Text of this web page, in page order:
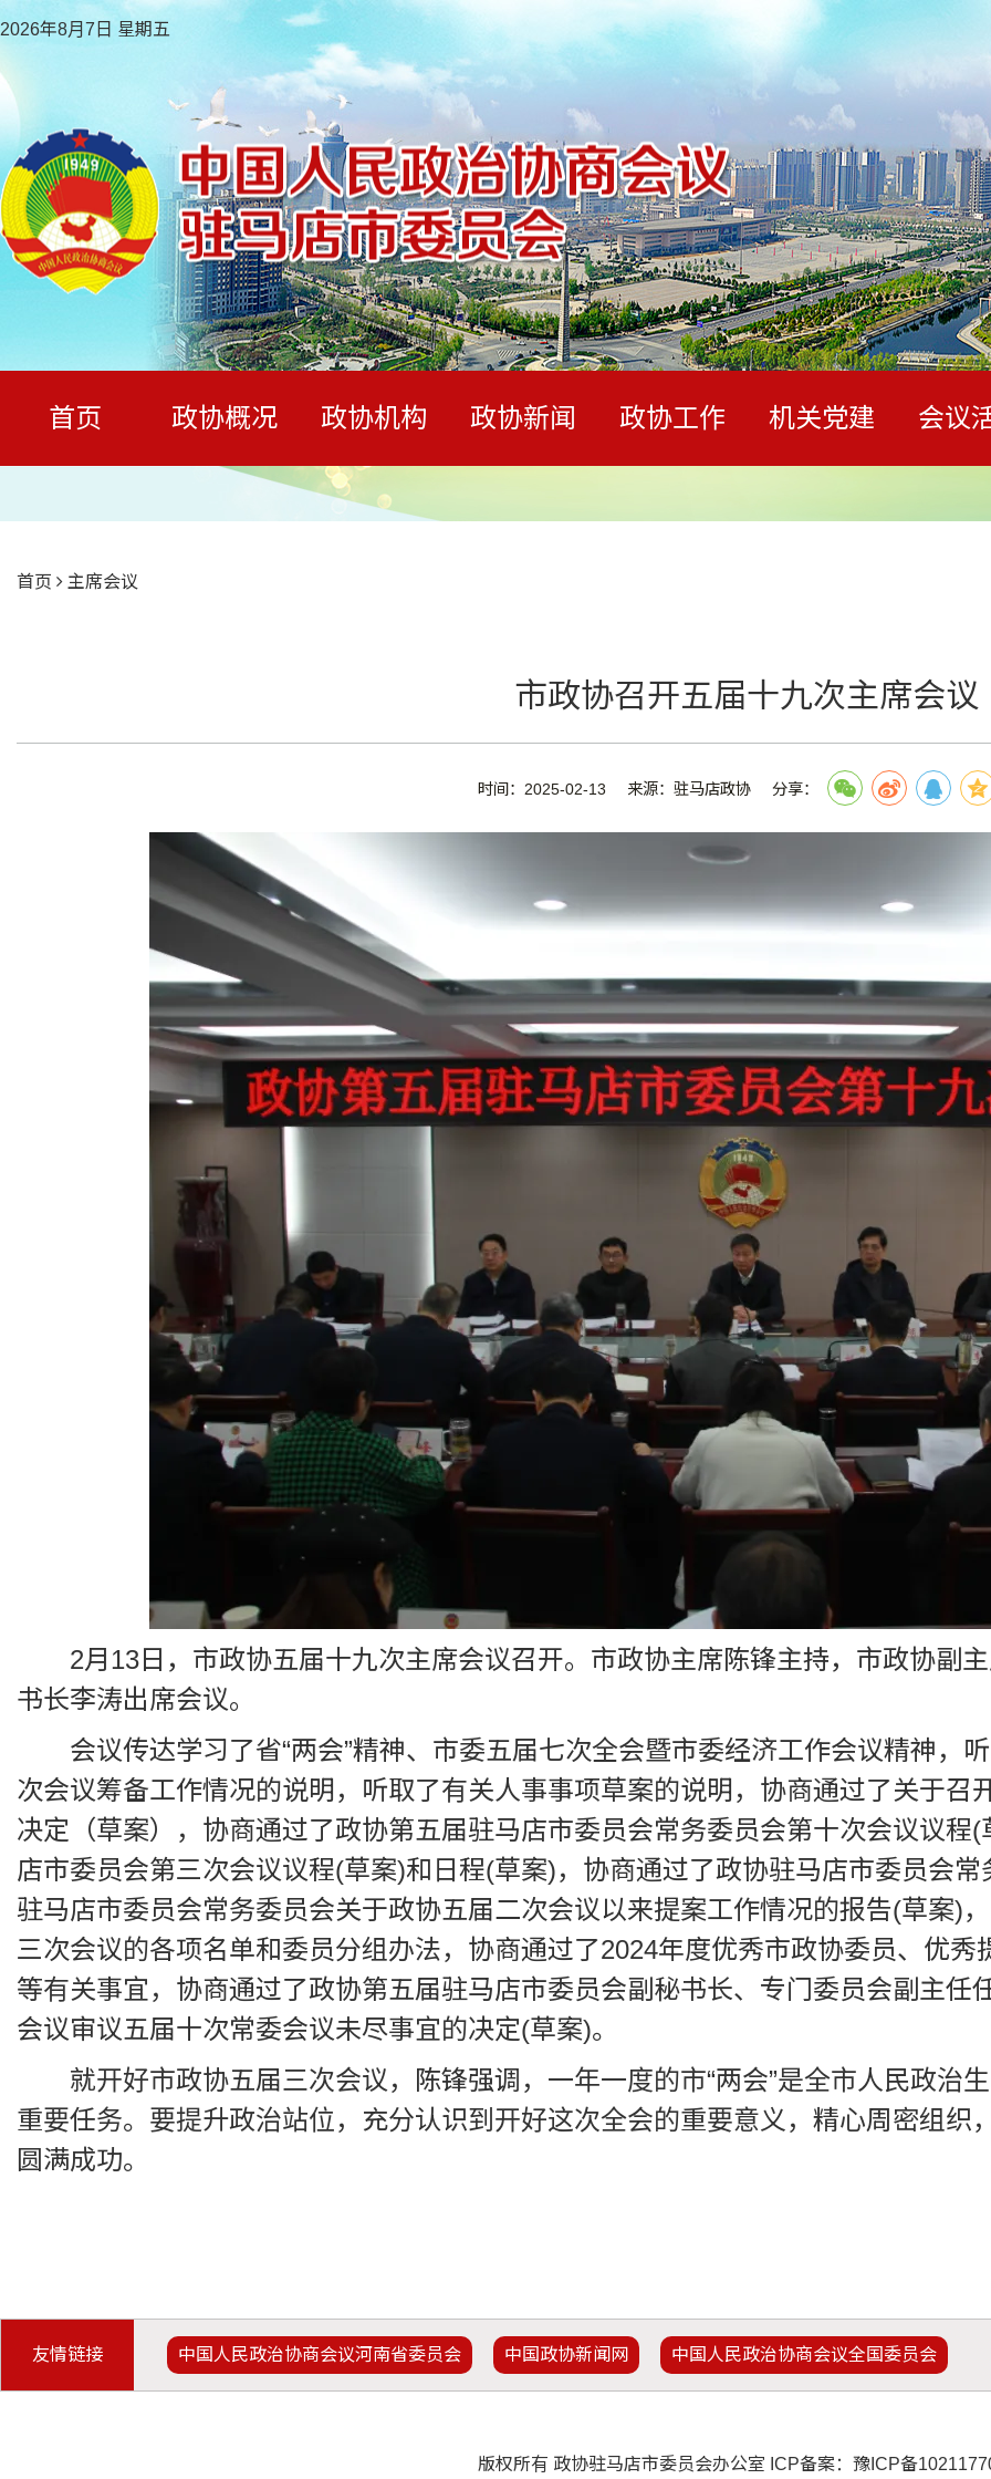
2026年8月7日 星期五
首页 政协概况 政协机构 政协新闻 政协工作 机关党建 会议
首页 主席会议
市政协召开五届十九次主席会议
时间：2025-02-13 来源：驻马店政协 分享：
2月13日，市政协五届十九次主席会议召开。市政协主席陈锋主持，市政协副
书长李涛出席会议。
会议传达学习了省“两会”精神、市委五届七次全会暨市委经济工作会议精神，
次会议筹备工作情况的说明，听取了有关人事事项草案的说明，协商通过了关于召
决定（草案），协商通过了政协第五届驻马店市委员会常务委员会第十次会议议程
店市委员会第三次会议议程(草案)和日程(草案)，协商通过了政协驻马店市委员会
驻马店市委员会常务委员会关于政协五届二次会议以来提案工作情况的报告(草案)
三次会议的各项名单和委员分组办法，协商通过了2024年度优秀市政协委员、优
等有关事宜，协商通过了政协第五届驻马店市委员会副秘书长、专门委员会副主任
会议审议五届十次常委会议未尽事宜的决定(草案)。
就开好市政协五届三次会议，陈锋强调，一年一度的市“两会”是全市人民政治
重要任务。要提升政治站位，充分认识到开好这次全会的重要意义，精心周密组织
圆满成功。
友情链接 中国人民政治协商会议河南省委员会 中国政协新闻网 中国人民政治协商会议全国委员会
版权所有 政协驻马店市委员会办公室 ICP备案： 豫ICP备